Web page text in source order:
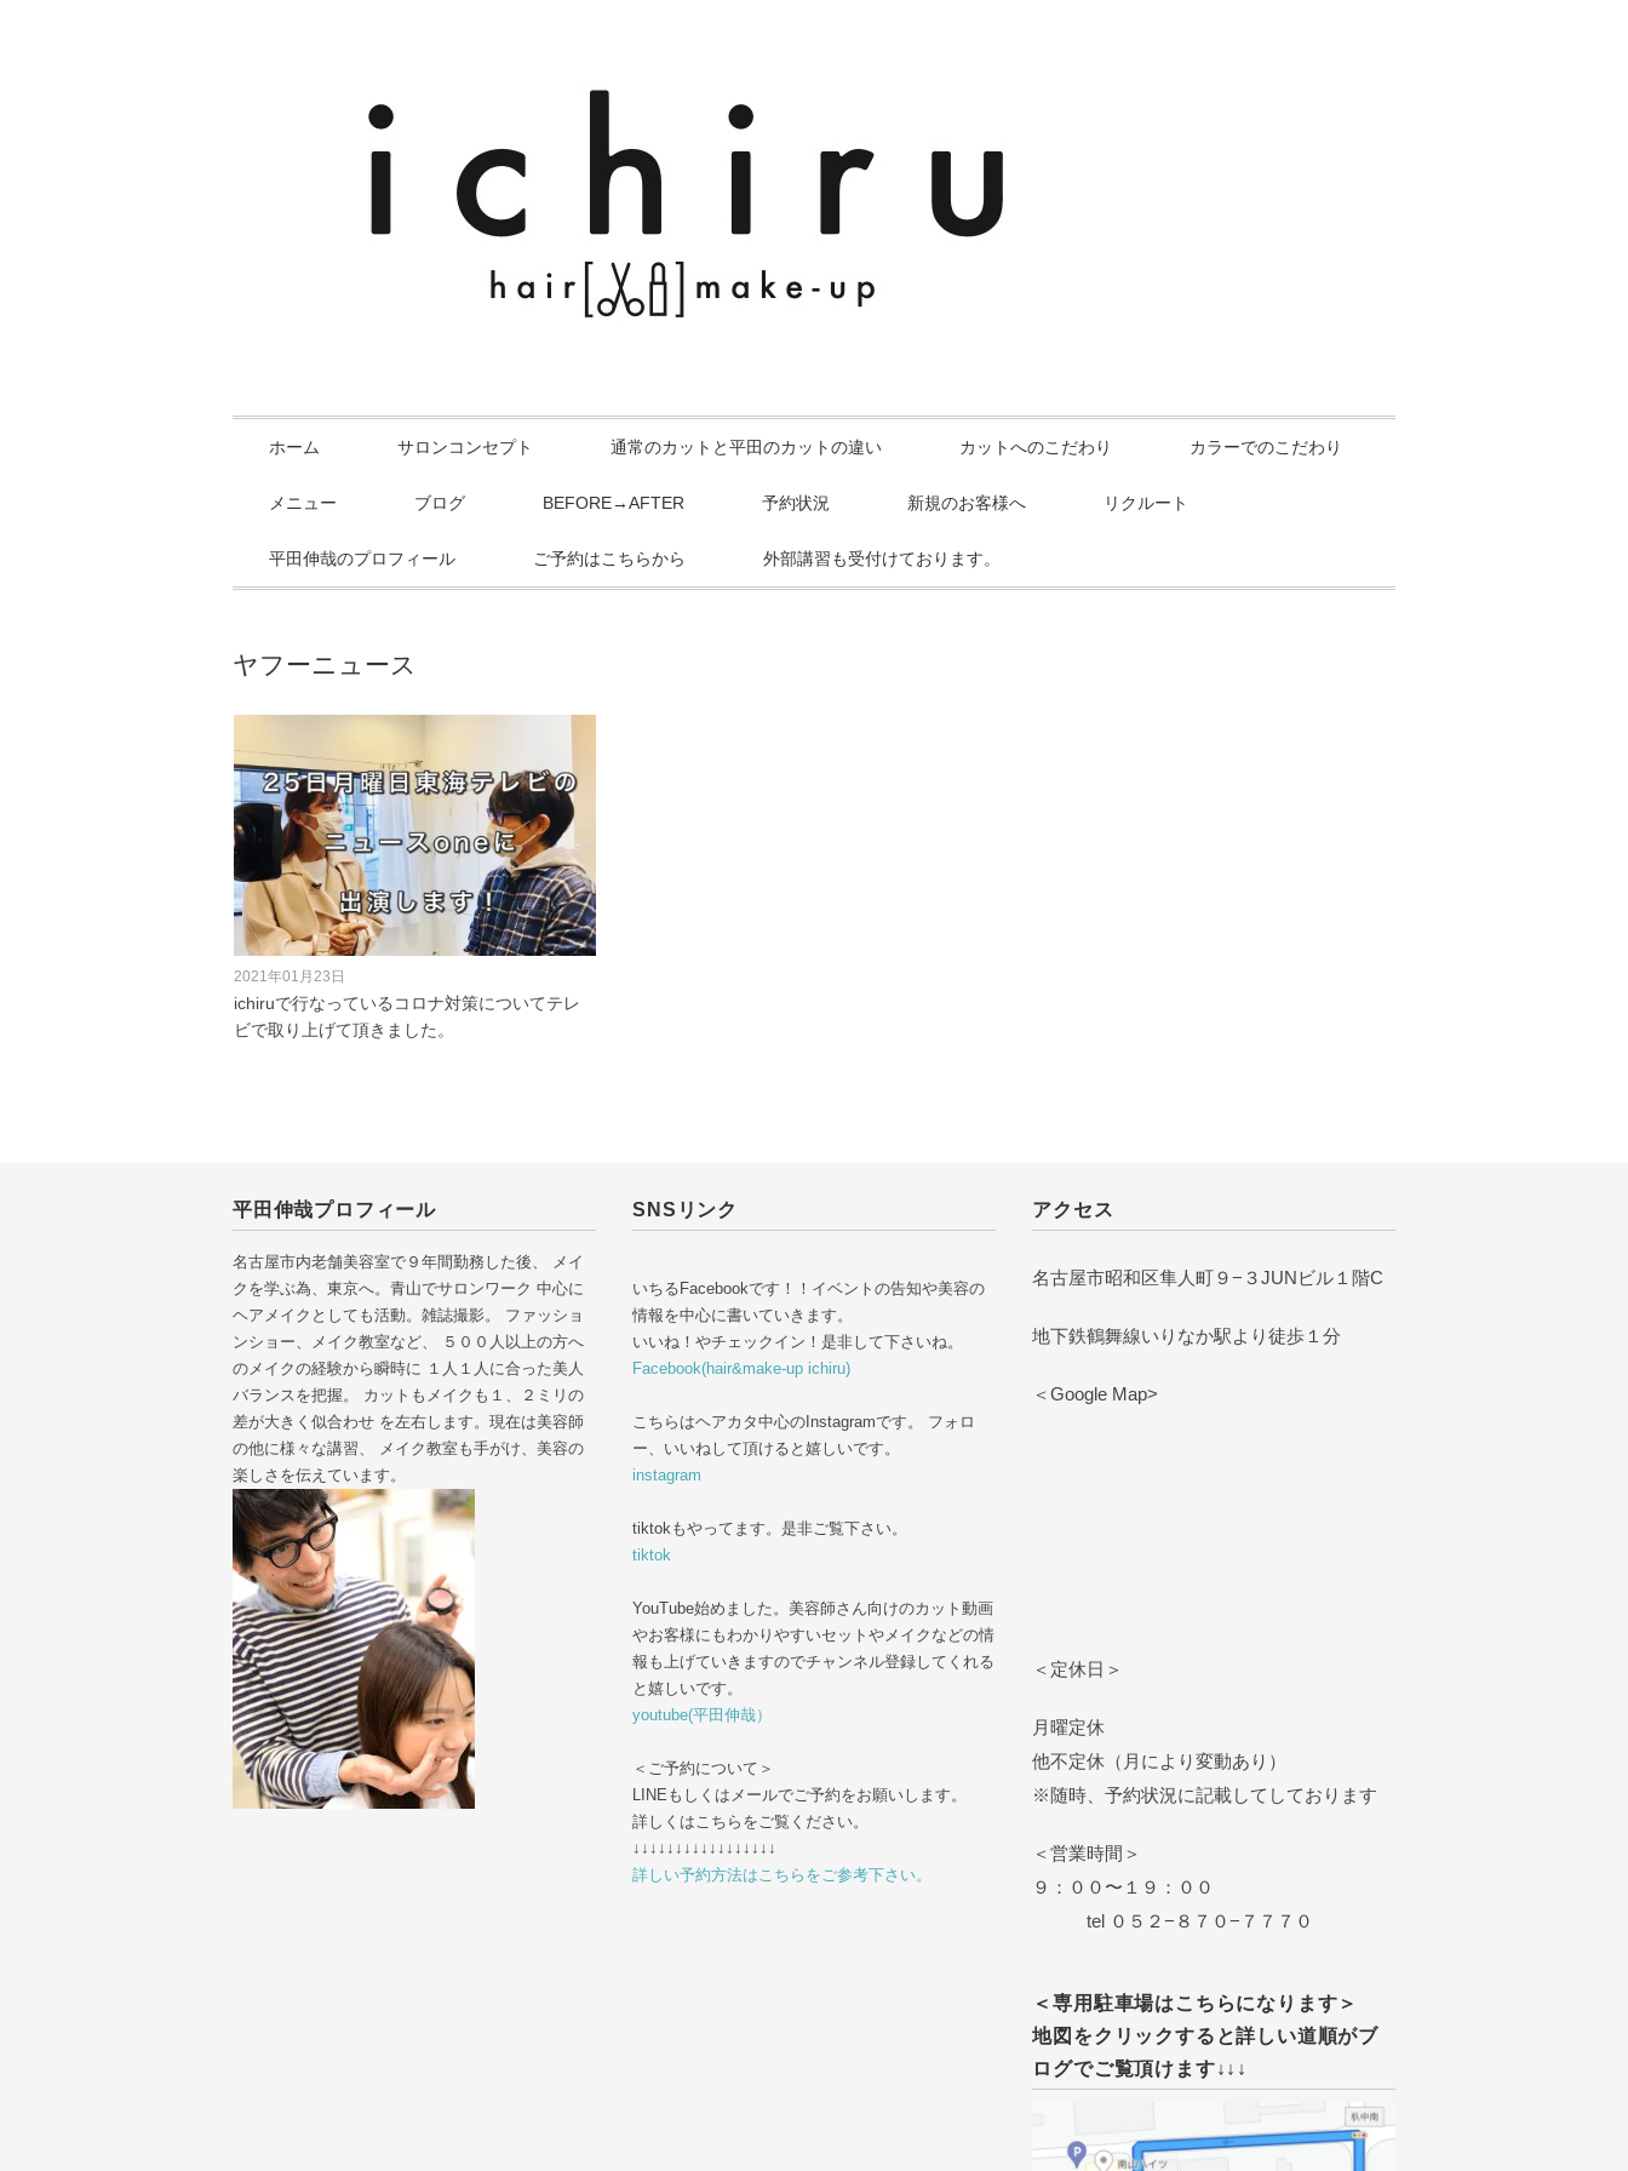
ホーム サロンコンセプト 通常のカットと平田のカットの違い カットへのこだわり カラーでのこだわり
メニュー ブログ BEFORE→AFTER 予約状況 新規のお客様へ リクルート
平田伸哉のプロフィール ご予約はこちらから 外部講習も受付けております。
ヤフーニュース
2021年01月23日
ichiruで行なっているコロナ対策についてテレ
ビで取り上げて頂きました。
平田伸哉プロフィール
名古屋市内老舗美容室で９年間勤務した後、 メイ
クを学ぶ為、東京へ。青山でサロンワーク 中心に
ヘアメイクとしても活動。雑誌撮影。 ファッショ
ンショー、メイク教室など、 ５００人以上の方へ
のメイクの経験から瞬時に １人１人に合った美人
バランスを把握。 カットもメイクも１、２ミリの
差が大きく似合わせ を左右します。現在は美容師
の他に様々な講習、 メイク教室も手がけ、美容の
楽しさを伝えています。
SNSリンク
いちるFacebookです！！イベントの告知や美容の
情報を中心に書いていきます。
いいね！やチェックイン！是非して下さいね。
Facebook(hair&make-up ichiru)
こちらはヘアカタ中心のInstagramです。 フォロ
ー、いいねして頂けると嬉しいです。
instagram
tiktokもやってます。是非ご覧下さい。
tiktok
YouTube始めました。美容師さん向けのカット動画
やお客様にもわかりやすいセットやメイクなどの情
報も上げていきますのでチャンネル登録してくれる
と嬉しいです。
youtube(平田伸哉）
＜ご予約について＞
LINEもしくはメールでご予約をお願いします。
詳しくはこちらをご覧ください。
↓↓↓↓↓↓↓↓↓↓↓↓↓↓↓↓↓
詳しい予約方法はこちらをご参考下さい。
アクセス
名古屋市昭和区隼人町９−３JUNビル１階C
地下鉄鶴舞線いりなか駅より徒歩１分
＜Google Map>
＜定休日＞
月曜定休
他不定休（月により変動あり）
※随時、予約状況に記載してしております
＜営業時間＞
９：００〜１９：００
tel ０５２−８７０−７７７０
＜専用駐車場はこちらになります＞
地図をクリックすると詳しい道順がブ
ログでご覧頂けます↓↓↓